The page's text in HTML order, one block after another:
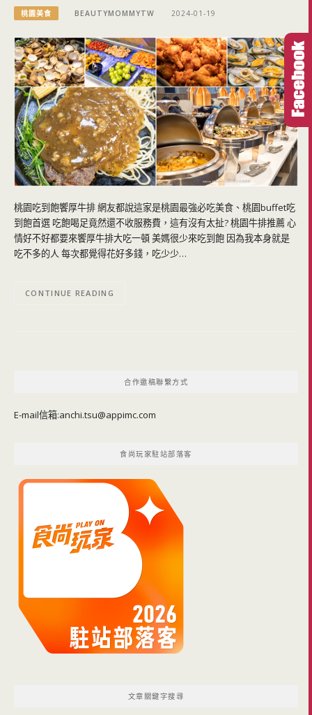
桃園美食 BEAUTYMOMMYTW 2024-01-19
桃園吃到飽饗厚牛排 網友都說這家是桃園最強必吃美食、桃園buffet吃
到飽首選 吃飽喝足竟然還不收服務費，這有沒有太扯? 桃園牛排推薦 心
情好不好都要來饗厚牛排大吃一頓 美媽很少來吃到飽 因為我本身就是
吃不多的人 每次都覺得花好多錢，吃少少…
CONTINUE READING
合作邀稿聯繫方式
E-mail信箱:anchi.tsu@appimc.com
食尚玩家駐站部落客
文章關鍵字搜尋